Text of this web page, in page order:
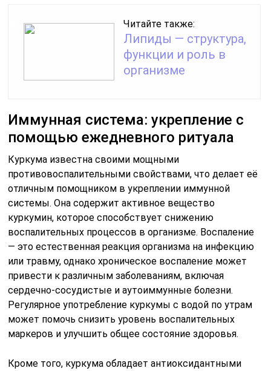
Читайте также:
Липиды — структура,
функции и роль в
организме
Иммунная система: укрепление с
помощью ежедневного ритуала
Куркума известна своими мощными
противовоспалительными свойствами, что делает её
отличным помощником в укреплении иммунной
системы. Она содержит активное вещество
куркумин, которое способствует снижению
воспалительных процессов в организме. Воспаление
— это естественная реакция организма на инфекцию
или травму, однако хроническое воспаление может
привести к различным заболеваниям, включая
сердечно-сосудистые и аутоиммунные болезни.
Регулярное употребление куркумы с водой по утрам
может помочь снизить уровень воспалительных
маркеров и улучшить общее состояние здоровья.
Кроме того, куркума обладает антиоксидантными